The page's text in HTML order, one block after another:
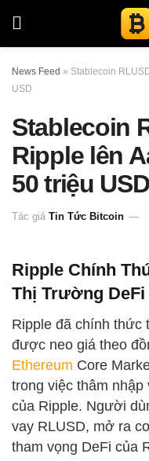
News Feed » Stablecoin
USD
Stablecoin
Ripple lên
50 triệu USD
Tác giả Tin Tức Bitcoin
Ripple Chính
Thị Trường DeFi
Ripple đã chính thức
được neo giá theo
Ethereum Core
trong việc thâm nhập
của Ripple. Người
vay RLUSD, mở ra
tham vọng DeFi của